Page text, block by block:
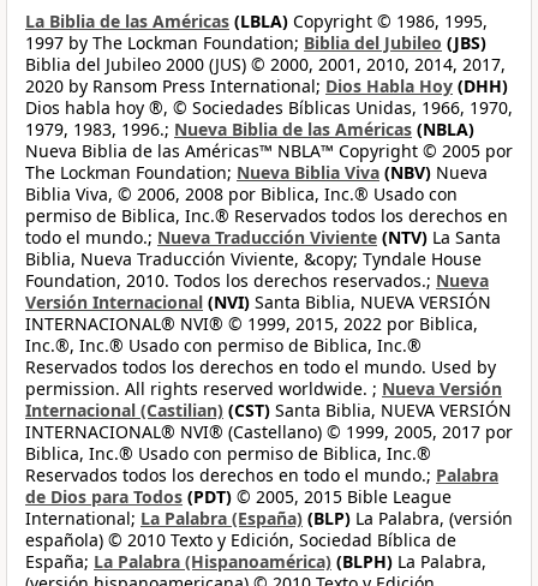
La Biblia de las Américas (LBLA) Copyright © 1986, 1995,
1997 by The Lockman Foundation; Biblia del Jubileo (JBS)
Biblia del Jubileo 2000 (JUS) © 2000, 2001, 2010, 2014, 2017,
2020 by Ransom Press International; Dios Habla Hoy (DHH)
Dios habla hoy ®, © Sociedades Bíblicas Unidas, 1966, 1970,
1979, 1983, 1996.; Nueva Biblia de las Américas (NBLA)
Nueva Biblia de las Américas™ NBLA™ Copyright © 2005 por
The Lockman Foundation; Nueva Biblia Viva (NBV) Nueva
Biblia Viva, © 2006, 2008 por Biblica, Inc.® Usado con
permiso de Biblica, Inc.® Reservados todos los derechos en
todo el mundo.; Nueva Traducción Viviente (NTV) La Santa
Biblia, Nueva Traducción Viviente, &copy; Tyndale House
Foundation, 2010. Todos los derechos reservados.; Nueva
Versión Internacional (NVI) Santa Biblia, NUEVA VERSIÓN
INTERNACIONAL® NVI® © 1999, 2015, 2022 por Biblica,
Inc.®, Inc.® Usado con permiso de Biblica, Inc.®
Reservados todos los derechos en todo el mundo. Used by
permission. All rights reserved worldwide. ; Nueva Versión
Internacional (Castilian) (CST) Santa Biblia, NUEVA VERSIÓN
INTERNACIONAL® NVI® (Castellano) © 1999, 2005, 2017 por
Biblica, Inc.® Usado con permiso de Biblica, Inc.®
Reservados todos los derechos en todo el mundo.; Palabra
de Dios para Todos (PDT) © 2005, 2015 Bible League
International; La Palabra (España) (BLP) La Palabra, (versión
española) © 2010 Texto y Edición, Sociedad Bíblica de
España; La Palabra (Hispanoamérica) (BLPH) La Palabra,